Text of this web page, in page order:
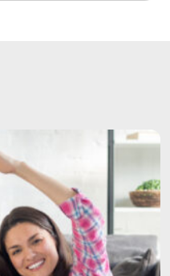
cobre e quanto custa